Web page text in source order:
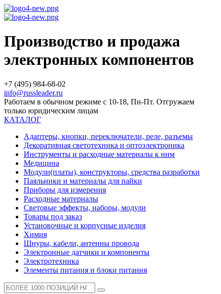
Производство и продажа
электронных компонентов
+7 (495) 984-68-02
info@russleader.ru
Работаем в обычном режиме с 10-18, Пн-Пт. Отгружаем
только юридическим лицам
КАТАЛОГ
Адаптеры, кнопки, переключатели, реле, разъемы
Декоративная светотехника и оптоэлектроника
Инструменты и расходные материалы к ним
Медицина
Модули(платы), конструкторы, средства разработки
Паяльники и материалы для пайки
Приборы для измерения
Расходные материалы
Световые эффекты, наборы, модули
Товары под заказ
Установочные и корпусные изделия
Химия
Шнуры, кабели, антенны провода
Электронные датчики и компоненты
Электротехника
Элементы питания и блоки питания